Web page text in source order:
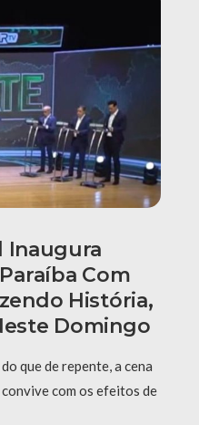
Inaugura
Com
História,
Domingo
que de repente, a cena
com os efeitos de